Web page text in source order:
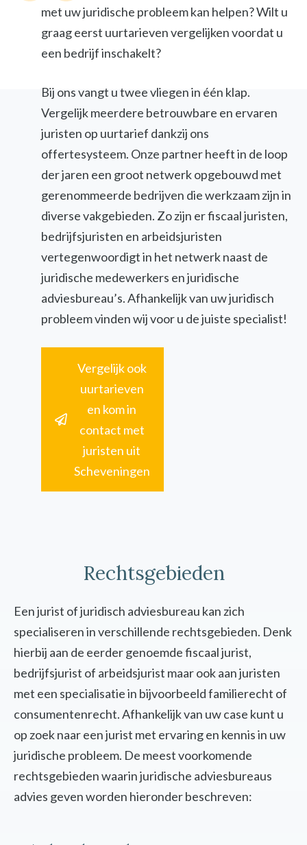
met uw juridische probleem kan helpen? Wilt u
graag eerst uurtarieven vergelijken voordat u
een bedrijf inschakelt?
Bij ons vangt u twee vliegen in één klap.
Vergelijk meerdere betrouwbare en ervaren
juristen op uurtarief dankzij ons
offertesysteem. Onze partner heeft in de loop
der jaren een groot netwerk opgebouwd met
gerenommeerde bedrijven die werkzaam zijn in
diverse vakgebieden. Zo zijn er fiscaal juristen,
bedrijfsjuristen en arbeidsjuristen
vertegenwoordigt in het netwerk naast de
juridische medewerkers en juridische
adviesbureau’s. Afhankelijk van uw juridisch
probleem vinden wij voor u de juiste specialist!
Vergelijk ook
uurtarieven
en kom in
contact met
juristen uit
Scheveningen
Rechtsgebieden
Een jurist of juridisch adviesbureau kan zich
specialiseren in verschillende rechtsgebieden. Denk
hierbij aan de eerder genoemde fiscaal jurist,
bedrijfsjurist of arbeidsjurist maar ook aan juristen
met een specialisatie in bijvoorbeeld familierecht of
consumentenrecht. Afhankelijk van uw case kunt u
op zoek naar een jurist met ervaring en kennis in uw
juridische probleem. De meest voorkomende
rechtsgebieden waarin juridische adviesbureaus
advies geven worden hieronder beschreven: